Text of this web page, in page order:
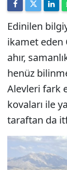
Edinilen
ikamet eden
ahır,
henüz
Alevleri fark
kovaları ile
taraftan da